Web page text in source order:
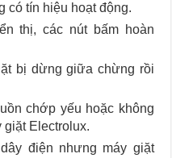
có tín hiệu hoạt động.
thị, các nút bấm hoàn
bị dừng giữa chừng rồi
chớp yếu hoặc không
giặt Electrolux.
điện nhưng máy giặt